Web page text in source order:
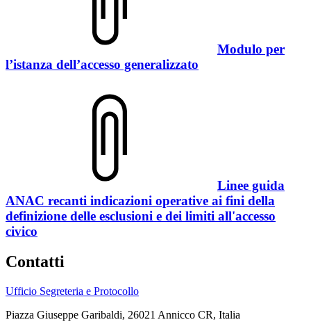
Modulo per
l’istanza dell’accesso generalizzato
Linee guida
ANAC recanti indicazioni operative ai fini della
definizione delle esclusioni e dei limiti all'accesso
civico
Contatti
Ufficio Segreteria e Protocollo
Piazza Giuseppe Garibaldi, 26021 Annicco CR, Italia